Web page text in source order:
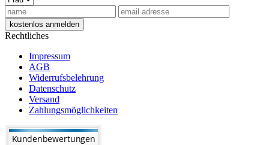
Rechtliches
Impressum
AGB
Widerrufsbelehrung
Datenschutz
Versand
Zahlungsmöglichkeiten